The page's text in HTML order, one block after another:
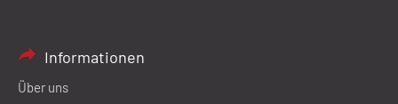
Informationen
Über uns